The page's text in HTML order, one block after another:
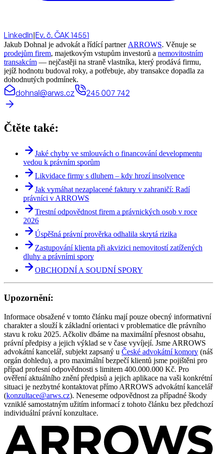
LinkedIn|Ev. č. ČAK 14551
Jakub Dohnal je advokát a řídící partnerARROWS. Věnuje se
prodejům firem, majetkovým vstupům investorů a nemovitostním
transakcím — nejčastěji na straně vlastníka, který prodává firmu,
jejíž hodnotu budoval roky, a potřebuje, aby transakce dopadla za
dohodnutých podmínek.
dohnal@arws.cz 245 007 742
Čtěte také:
Jaké chyby ve smlouvách o financování developmentu
vedou k právním sporům
Likvidace firmy s dluhem – kdy hrozí insolvence
Jak vymáhat nezaplacené faktury v zahraničí: Radí
právníci v ARROWS
Trestní odpovědnost firem a právnických osob v roce
2026
Úspěšná právní prověrka odhalila skrytá rizika
Zastupování klienta při akvizici nemovitostí zatížených
dluhy a právními spory
OBCHODNÍ A SOUDNÍ SPORY
Upozornění:
Informace obsažené v tomto článku mají pouze obecný informativní
charakter a slouží k základní orientaci v problematice dle právního
stavu k roku 2025. Ačkoliv dbáme na maximální přesnost obsahu,
právní předpisy a jejich výklad se v čase vyvíjejí. Jsme ARROWS
advokátní kancelář, subjekt zapsaný u České advokátní komory (náš
orgán dohledu), a pro maximální bezpečí klientů jsme pojištěni pro
případ profesní odpovědnosti s limitem 400.000.000 Kč. Pro
ověření aktuálního znění předpisů a jejich aplikace na vaši konkrétní
situaci je nezbytné kontaktovat přímo ARROWS advokátní kancelář
(konzultace@arws.cz). Neneseme odpovědnost za případné škody
vzniklé samostatným užitím informací z tohoto článku bez předchozí
individuální právní konzultace.